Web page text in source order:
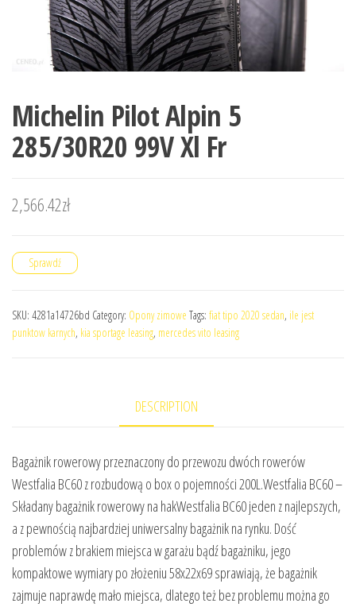
Michelin Pilot Alpin 5
285/30R20 99V Xl Fr
2,566.42zł
Sprawdź
SKU: 4281a14726bd Category: Opony zimowe Tags: fiat tipo 2020 sedan, ile jest
punktow karnych, kia sportage leasing, mercedes vito leasing
DESCRIPTION
Bagażnik rowerowy przeznaczony do przewozu dwóch rowerów
Westfalia BC60 z rozbudową o box o pojemności 200L.Westfalia BC60 –
Składany bagażnik rowerowy na hakWestfalia BC60 jeden z najlepszych,
a z pewnością najbardziej uniwersalny bagażnik na rynku. Dość
problemów z brakiem miejsca w garażu bądź bagażniku, jego
kompaktowe wymiary po złożeniu 58x22x69 sprawiają, że bagażnik
zajmuje naprawdę mało miejsca, dlatego też bez problemu można go